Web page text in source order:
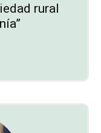
rural